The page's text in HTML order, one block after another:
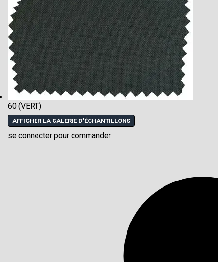
60 (VERT)
AFFICHER LA GALERIE D'ÉCHANTILLONS
se connecter pour commander